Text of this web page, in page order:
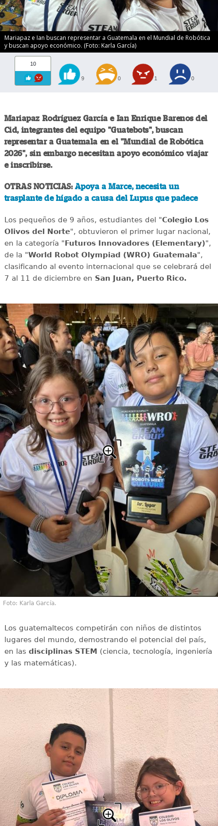
Mariapaz e Ian buscan representar a Guatemala en el Mundial de Robótica
y buscan apoyo económico. (Foto: Karla García)
10
9 0 1 0
Mariapaz Rodríguez García e Ian Enrique Barenos del
Cid, integrantes del equipo "Guatebots", buscan
representar a Guatemala en el "Mundial de Robótica
2026", sin embargo necesitan apoyo económico viajar
e inscribirse.
OTRAS NOTICIAS: Apoya a Marce, necesita un
trasplante de hígado a causa del Lupus que padece
Los pequeños de 9 años, estudiantes del "Colegio Los
Olivos del Norte", obtuvieron el primer lugar nacional,
en la categoría "Futuros Innovadores (Elementary)",
de la "World Robot Olympiad (WRO) Guatemala",
clasificando al evento internacional que se celebrará del
7 al 11 de diciembre en San Juan, Puerto Rico.
Foto: Karla García.
Los guatemaltecos competirán con niños de distintos
lugares del mundo, demostrando el potencial del país,
en las disciplinas STEM (ciencia, tecnología, ingeniería
y las matemáticas).